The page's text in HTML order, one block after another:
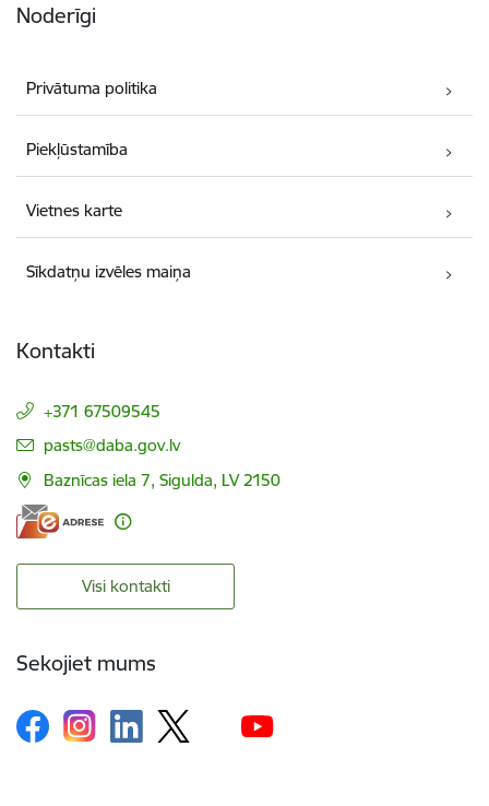
Noderīgi
Privātuma politika
Piekļūstamība
Vietnes karte
Sīkdatņu izvēles maiņa
Kontakti
+371 67509545
E-pasts:
pasts@daba.gov.lv
Baznīcas iela 7, Sigulda, LV 2150
Visi kontakti
Sekojiet mums